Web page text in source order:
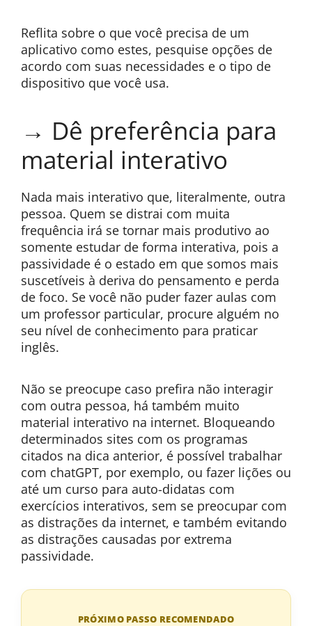
Reflita sobre o que você precisa de um
aplicativo como estes, pesquise opções de
acordo com suas necessidades e o tipo de
dispositivo que você usa.
→ Dê preferência para
material interativo
Nada mais interativo que, literalmente, outra
pessoa. Quem se distrai com muita
frequência irá se tornar mais produtivo ao
somente estudar de forma interativa, pois a
passividade é o estado em que somos mais
suscetíveis à deriva do pensamento e perda
de foco. Se você não puder fazer aulas com
um professor particular, procure alguém no
seu nível de conhecimento para praticar
inglês.
Não se preocupe caso prefira não interagir
com outra pessoa, há também muito
material interativo na internet. Bloqueando
determinados sites com os programas
citados na dica anterior, é possível trabalhar
com chatGPT, por exemplo, ou fazer lições ou
até um curso para auto-didatas com
exercícios interativos, sem se preocupar com
as distrações da internet, e também evitando
as distrações causadas por extrema
passividade.
PRÓXIMO PASSO RECOMENDADO